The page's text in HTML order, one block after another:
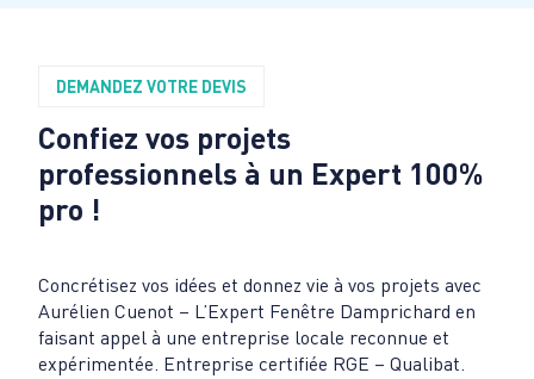
DEMANDEZ VOTRE DEVIS
Confiez vos projets
professionnels à un Expert 100%
pro !
Concrétisez vos idées et donnez vie à vos projets avec
Aurélien Cuenot – L’Expert Fenêtre Damprichard en
faisant appel à une entreprise locale reconnue et
expérimentée. Entreprise certifiée RGE – Qualibat.